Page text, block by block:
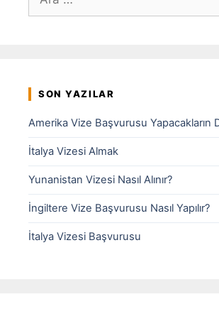
ara
SON YAZILAR
Amerika Vize Başvurusu Yapacakların
İtalya Vizesi Almak
Yunanistan Vizesi Nasıl Alınır?
İngiltere Vize Başvurusu Nasıl Yapılır?
İtalya Vizesi Başvurusu